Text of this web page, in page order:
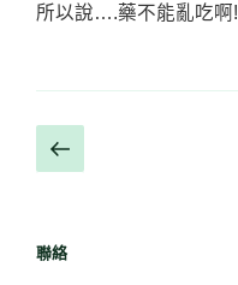
所以說….藥不能亂吃啊!
文
章
覽
一
聯絡